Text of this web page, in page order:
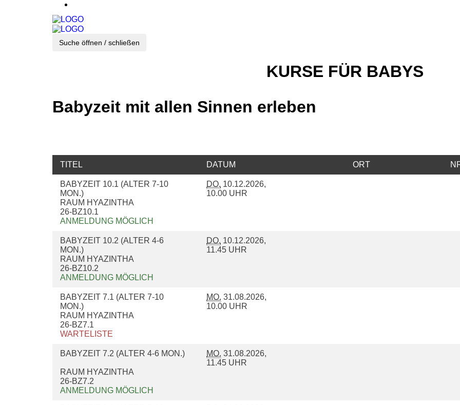
Suche öffnen / schließen
KURSE FÜR BABYS
Babyzeit mit allen Sinnen erleben
TITEL DATUM ORT
BABYZEIT 10.1 (ALTER 7-10
MON.)
DO. 10.12.2026,
10.00 UHR
RAUM HYAZINTHA
26-BZ10.1
ANMELDUNG MÖGLICH
BABYZEIT 10.2 (ALTER 4-6
MON.)
DO. 10.12.2026,
11.45 UHR
RAUM HYAZINTHA
26-BZ10.2
ANMELDUNG MÖGLICH
BABYZEIT 7.1 (ALTER 7-10
MON.)
MO. 31.08.2026,
10.00 UHR
RAUM HYAZINTHA
26-BZ7.1
WARTELISTE
BABYZEIT 7.2 (ALTER 4-6 MON.) MO. 31.08.2026,
11.45 UHR
RAUM HYAZINTHA
26-BZ7.2
ANMELDUNG MÖGLICH